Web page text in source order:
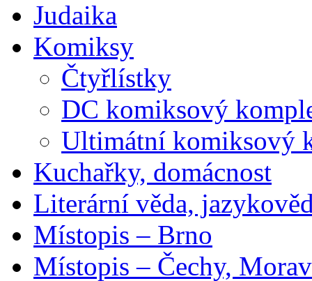
Judaika
Komiksy
Čtyřlístky
DC komiksový
Ultimátní komiksový
Kuchařky, domácnost
Literární věda,
Místopis – Brno
Místopis – Čechy,